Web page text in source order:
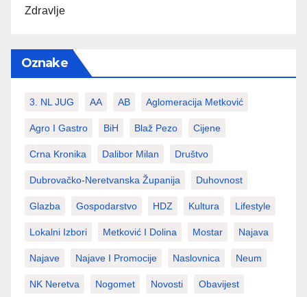
Zdravlje
Oznake
3. NL JUG AA AB Aglomeracija Metković
Agro I Gastro BiH Blaž Pezo Cijene
Crna Kronika Dalibor Milan Društvo
Dubrovačko-Neretvanska Županija Duhovnost
Glazba Gospodarstvo HDZ Kultura Lifestyle
Lokalni Izbori Metković I Dolina Mostar Najava
Najave Najave I Promocije Naslovnica Neum
NK Neretva Nogomet Novosti Obavijest